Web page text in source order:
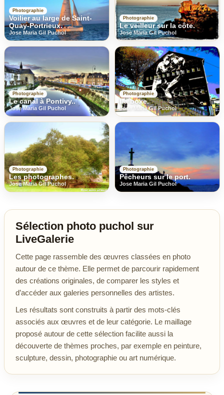
Photographie
Voilier au large de Saint-
Quay-Portrieux.
Jose Maria Gil Puchol
Photographie
Le veilleur sur la côte.
Jose Maria Gil Puchol
Photographie
Le canal à Pontivy..
Jose Maria Gil Puchol
Photographie
La boxe.
Jose Maria Gil Puchol
Photographie
Les photographes.
Jose Maria Gil Puchol
Photographie
Pêcheurs sur le port.
Jose Maria Gil Puchol
Sélection photo puchol sur
LiveGalerie
Cette page rassemble des œuvres classées en photo
autour de ce thème. Elle permet de parcourir rapidement
des créations originales, de comparer les styles et
d’accéder aux galeries personnelles des artistes.
Les résultats sont construits à partir des mots-clés
associés aux œuvres et de leur catégorie. Le maillage
proposé autour de cette sélection facilite aussi la
découverte de thèmes proches, par exemple en peinture,
sculpture, dessin, photographie ou art numérique.